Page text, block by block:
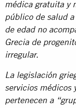
médica gratuita y
público de salud
de edad no
Grecia de
irregular.
La legislación
servicios médicos
pertenecen a